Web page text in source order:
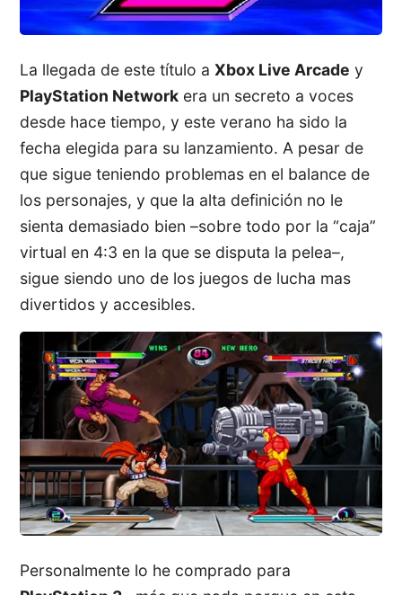
La llegada de este título aXbox Live Arcade y
PlayStation Network era un secreto a voces
desde hace tiempo, y este verano ha sido la
fecha elegida para su lanzamiento. A pesar de
que sigue teniendo problemas en el balance de
los personajes, y que la alta definición no le
sienta demasiado bien –sobre todo por la “caja”
virtual en 4:3 en la que se disputa la pelea–,
sigue siendo uno de los juegos de lucha mas
divertidos y accesibles.
Personalmente lo he comprado para